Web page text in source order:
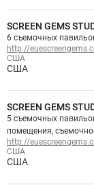
США
США
http://
SCREEN GEMS
6 съемочных
США
США
http://
SCREEN GEMS
5 съемочных
помещения,